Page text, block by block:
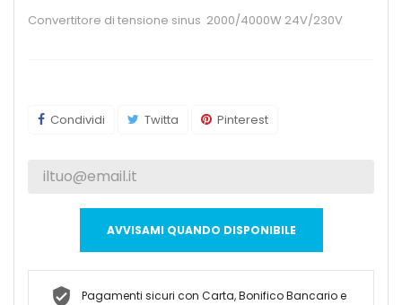
Convertitore di tensione sinus 2000/4000W 24V/230V
Condividi Twitta Pinterest
AVVISAMI QUANDO DISPONIBILE
Pagamenti sicuri con Carta, Bonifico Bancario e